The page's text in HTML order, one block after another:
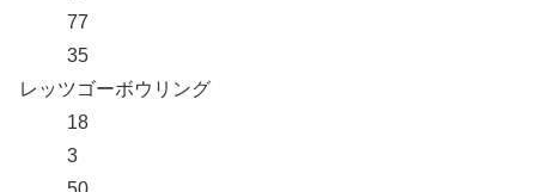
77
35
レッツゴーボウリング
18
3